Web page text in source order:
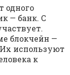
одного
— банк. С
блокчейн —
используют
к